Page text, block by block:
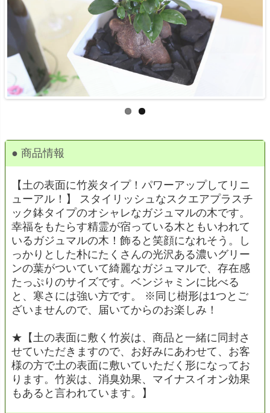
● 商品情報
【土の表面に竹炭タイプ！パワーアップしてリニ
ューアル！】 スタイリッシュなスクエアプラスチ
ック鉢タイプのオシャレなガジュマルの木です。
幸福をもたらす精霊が宿っている木ともいわれて
いるガジュマルの木！飾ると笑顔になれそう。し
っかりとした朴にたくさんの光沢ある濃いグリー
ンの葉がついていて綺麗なガジュマルで、存在感
たっぷりのサイズです。ベンジャミンに比べる
と、寒さには強い方です。 ※同じ樹形は1つとご
ざいませんので、届いてからのお楽しみ！
★【土の表面に敷く竹炭は、商品と一緒に同封さ
せていただきますので、お好みにあわせて、お客
様の方で土の表面に敷いていただく形になってお
ります。竹炭は、消臭効果、マイナスイオン効果
もあると言われています。】